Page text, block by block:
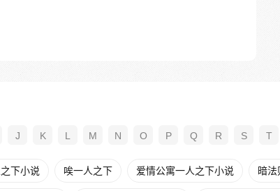
J K L M N O P Q R S T
下小说 唉一人之下 爱情公寓一人之下小说 暗